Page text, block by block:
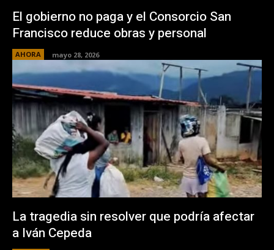
El gobierno no paga y el Consorcio San
Francisco reduce obras y personal
AHORA mayo 28, 2026
La tragedia sin resolver que podría afectar
a Iván Cepeda